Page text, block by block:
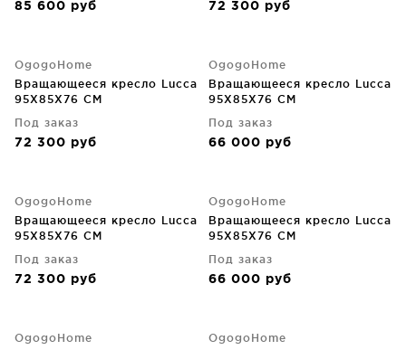
85 600 руб 72 300 руб
OgogoHome
Вращающееся кресло Lucca
95X85X76 CM
Под заказ
72 300 руб
OgogoHome
Вращающееся кресло Lucca
95X85X76 CM
Под заказ
66 000 руб
OgogoHome
Вращающееся кресло Lucca
95X85X76 CM
Под заказ
72 300 руб
OgogoHome
Вращающееся кресло Lucca
95X85X76 CM
Под заказ
66 000 руб
OgogoHome
OgogoHome